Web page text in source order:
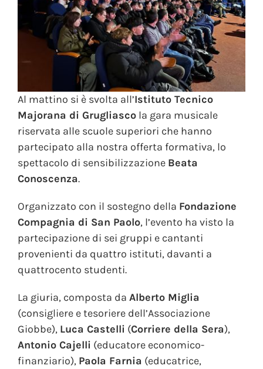
Al mattino si è svolta all’Istituto Tecnico
Majorana di Grugliascola gara musicale
riservata alle scuole superiori che hanno
partecipato alla nostra offerta formativa, lo
spettacolo di sensibilizzazione Beata
Conoscenza.
Organizzato con il sostegno della Fondazione
Compagnia di San Paolo, l’evento ha visto la
partecipazione di sei gruppi e cantanti
provenienti da quattro istituti, davanti a
quattrocento studenti.
La giuria, composta da Alberto Miglia
(consigliere e tesoriere dell’Associazione
Giobbe), Luca Castelli (Corriere della Sera),
Antonio Cajelli (educatore economico-
finanziario), Paola Farnia (educatrice,